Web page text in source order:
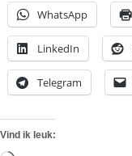
WhatsApp
LinkedIn
Telegram
Vind ik leuk: